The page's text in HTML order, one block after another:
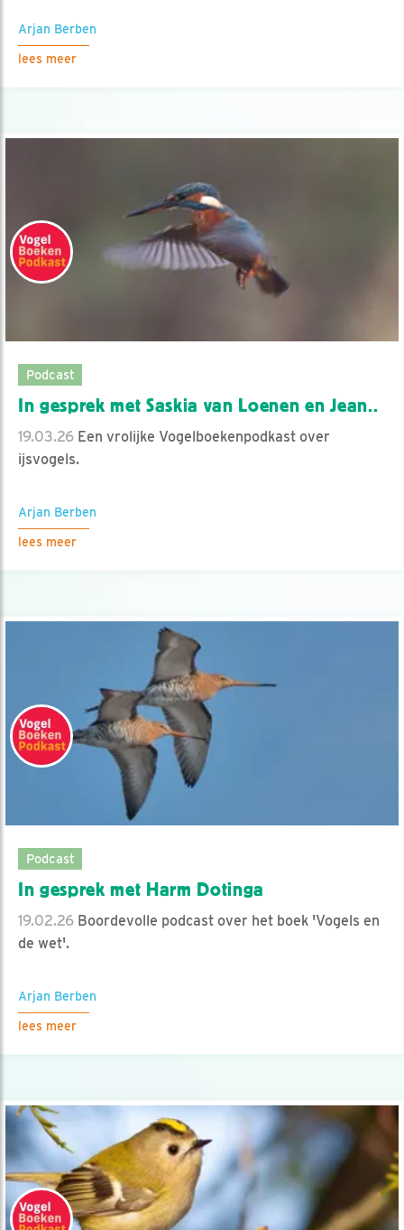
Arjan Berben
lees meer
Podcast
In gesprek met Saskia van Loenen en Jean..
19.03.26 Een vrolijke Vogelboekenpodkast over
ijsvogels.
Arjan Berben
lees meer
Podcast
In gesprek met Harm Dotinga
19.02.26 Boordevolle podcast over het boek 'Vogels en
de wet'.
Arjan Berben
lees meer